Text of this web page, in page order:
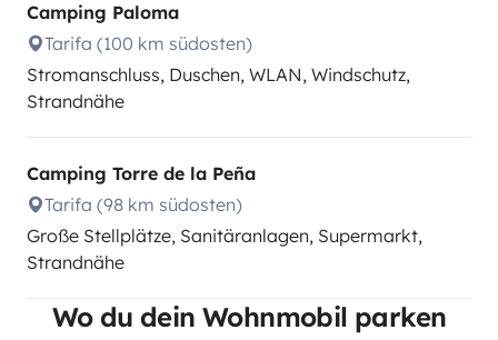
Camping Paloma
Tarifa (100 km südosten)
Stromanschluss, Duschen, WLAN, Windschutz,
Strandnähe
Camping Torre de la Peña
Tarifa (98 km südosten)
Große Stellplätze, Sanitäranlagen, Supermarkt,
Strandnähe
Wo du dein Wohnmobil parken